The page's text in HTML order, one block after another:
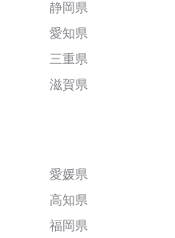
静岡県
愛知県
三重県
滋賀県
愛媛県
高知県
福岡県